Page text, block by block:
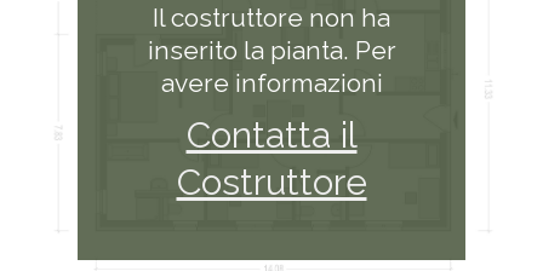
Il costruttore non ha
inserito la pianta. Per
avere informazioni
Contatta il
Costruttore